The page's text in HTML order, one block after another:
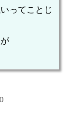
ってことじ